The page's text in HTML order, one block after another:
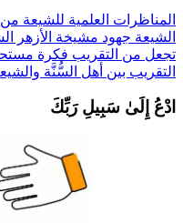
العلمية للشيعةمن
جهود مشيخة الأزهر
من التقريب فكرة
بين أهل السُّنَّة والشيعة
إِلَىٰ سَبِيلِ رَبِّكَ